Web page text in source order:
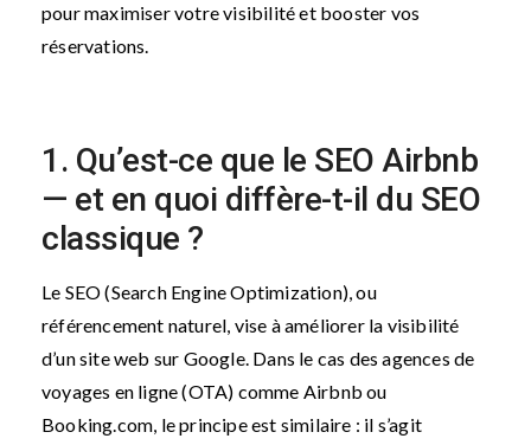
pour maximiser votre visibilité et booster vos
réservations.
1. Qu’est-ce que le SEO Airbnb
— et en quoi diffère-t-il du SEO
classique ?
Le SEO (Search Engine Optimization), ou
référencement naturel, vise à améliorer la visibilité
d’un site web sur Google. Dans le cas des agences de
voyages en ligne (OTA) comme Airbnb ou
Booking.com, le principe est similaire : il s’agit